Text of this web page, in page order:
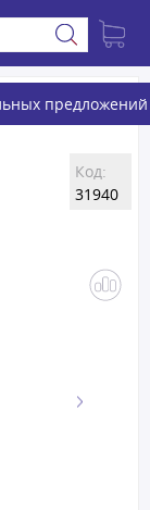
предложений
Код:
31940